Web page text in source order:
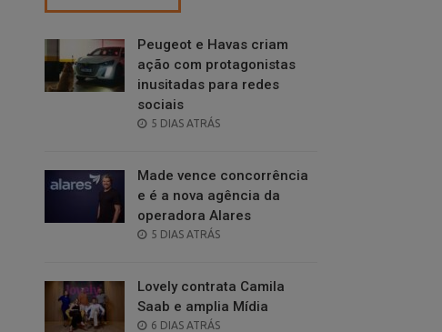
Peugeot e Havas criam
ação com protagonistas
inusitadas para redes
sociais
POSTED
5 DIAS ATRÁS
Made vence concorrência
e é a nova agência da
operadora Alares
POSTED
5 DIAS ATRÁS
Lovely contrata Camila
Saab e amplia Mídia
POSTED
6 DIAS ATRÁS